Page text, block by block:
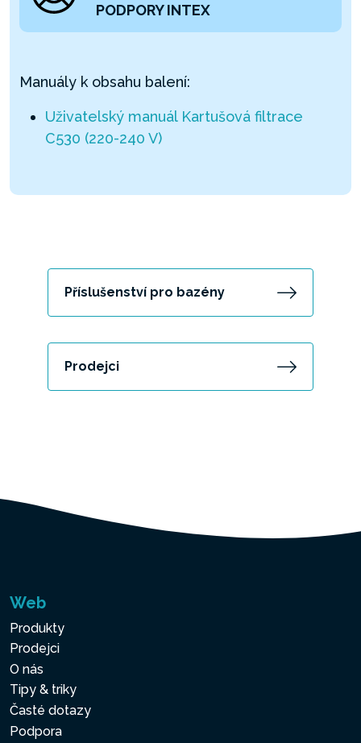
PODPORY INTEX
Manuály k obsahu balení:
Uživatelský manuál Kartušová filtrace
C530 (220-240 V)
Příslušenství pro bazény
Prodejci
Web
Produkty
Prodejci
O nás
Tipy & triky
Časté dotazy
Podpora